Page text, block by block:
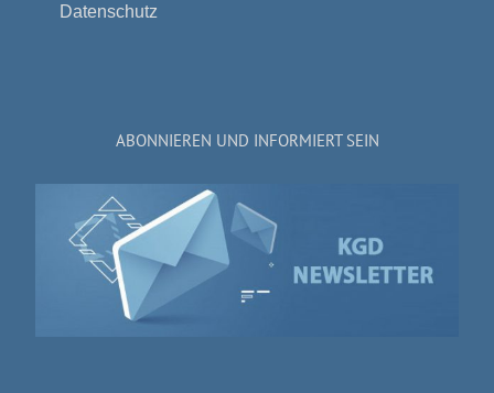
Datenschutz
ABONNIEREN UND INFORMIERT SEIN